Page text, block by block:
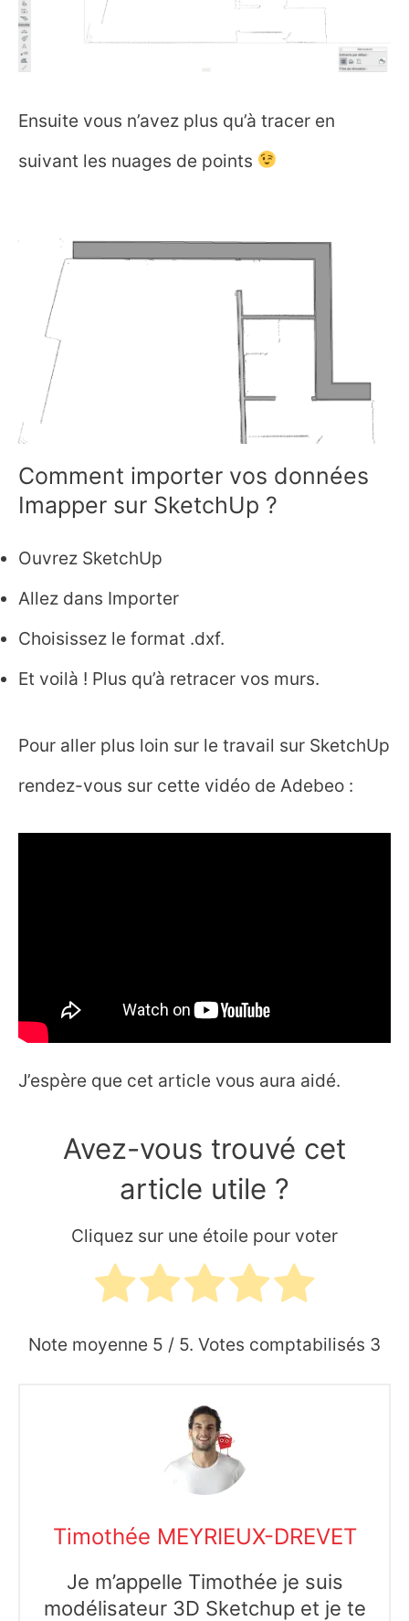
Ensuite vous n’avez plus qu’à tracer en
suivant les nuages de points
Comment importer vos données
Imapper sur SketchUp ?
Ouvrez SketchUp
Allez dans Importer
Choisissez le format .dxf.
Et voilà ! Plus qu’à retracer vos murs.
Pour aller plus loin sur le travail sur SketchUp
rendez-vous sur cette vidéo de Adebeo :
J’espère que cet article vous aura aidé.
Avez-vous trouvé cet
article utile ?
Cliquez sur une étoile pour voter
Note moyenne 5 / 5. Votes comptabilisés 3
Timothée MEYRIEUX-DREVET
Je m’appelle Timothée je suis
modélisateur 3D Sketchup et je te
Recevoir
maintenant
Votre email est collecté pour vous faire parvenir nos nouveaux articles,
nouvelles vidéos et nos offres commerciales, dans le strict respect de la